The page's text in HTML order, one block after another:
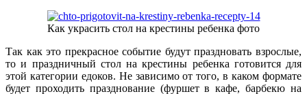
Как украсить стол на крестины ребенка фото
Так как это прекрасное событие будут праздновать взрослые,
то и праздничный стол на крестины ребенка готовится для
этой категории едоков. Не зависимо от того, в каком формате
будет проходить празднование (фуршет в кафе, барбекю на